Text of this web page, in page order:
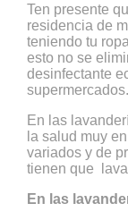
Ten presente
residencia de
teniendo tu
esto no se
desinfectante
supermercados.
En las
la salud muy
variados y de
tienen que
En las